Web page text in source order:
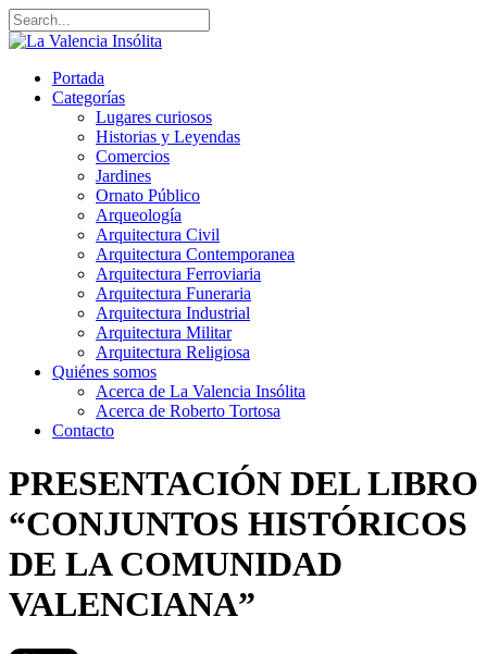
Portada
Categorías
Lugares curiosos
Historias y Leyendas
Comercios
Jardines
Ornato Público
Arqueología
Arquitectura Civil
Arquitectura Contemporanea
Arquitectura Ferroviaria
Arquitectura Funeraria
Arquitectura Industrial
Arquitectura Militar
Arquitectura Religiosa
Quiénes somos
Acerca de La Valencia Insólita
Acerca de Roberto Tortosa
Contacto
PRESENTACIÓN DEL LIBRO
“CONJUNTOS HISTÓRICOS
DE LA COMUNIDAD
VALENCIANA”